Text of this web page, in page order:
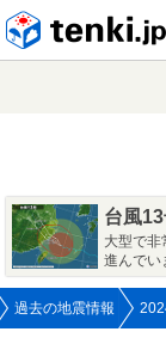
台風
大型で非
進んでい
過去の地震情報